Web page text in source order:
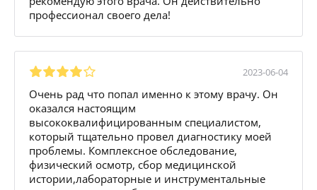
профессионал своего дела!
2023-06-04
Очень рад что попал именно к этому врачу. Он
оказался настоящим
высококвалифицированным специалистом,
который тщательно провел диагностику моей
проблемы. Комплексное обследование,
физический осмотр, сбор медицинской
истории,лабораторные и инструментальные